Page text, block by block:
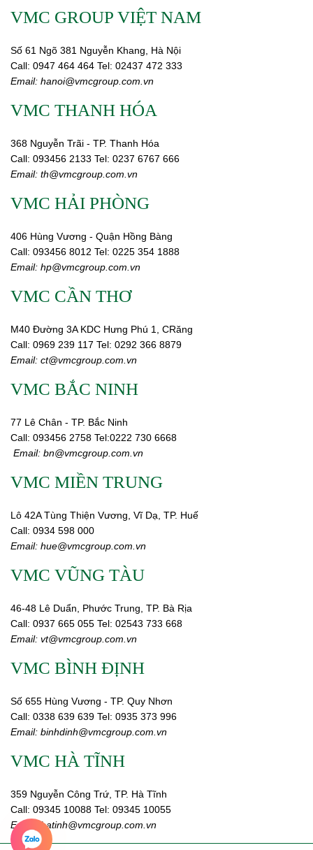
VMC GROUP VIỆT NAM
Số 61 Ngõ 381 Nguyễn Khang, Hà Nội
Call: 0947 464 464 Tel: 02437 472 333
Email: hanoi@vmcgroup.com.vn
VMC THANH HÓA
368 Nguyễn Trãi - TP. Thanh Hóa
Call: 093456 2133 Tel: 0237 6767 666
Email: th@vmcgroup.com.vn
VMC HẢI PHÒNG
406 Hùng Vương - Quận Hồng Bàng
Call: 093456 8012 Tel: 0225 354 1888
Email: hp@vmcgroup.com.vn
VMC CẦN THƠ
M40 Đường 3A KDC Hưng Phú 1, CRăng
Call: 0969 239 117 Tel: 0292 366 8879
Email: ct@vmcgroup.com.vn
VMC BẮC NINH
77 Lê Chân - TP. Bắc Ninh
Call: 093456 2758 Tel:0222 730 6668
Email: bn@vmcgroup.com.vn
VMC MIỀN TRUNG
Lô 42A Tùng Thiện Vương, Vĩ Dạ, TP. Huế
Call: 0934 598 000
Email: hue@vmcgroup.com.vn
VMC VŨNG TÀU
46-48 Lê Duẩn, Phước Trung, TP. Bà Rịa
Call: 0937 665 055 Tel: 02543 733 668
Email: vt@vmcgroup.com.vn
VMC BÌNH ĐỊNH
Số 655 Hùng Vương - TP. Quy Nhơn
Call: 0338 639 639 Tel: 0935 373 996
Email: binhdinh@vmcgroup.com.vn
VMC HÀ TĨNH
359 Nguyễn Công Trứ, TP. Hà Tĩnh
Call: 09345 10088 Tel: 09345 10055
Email: hatinh@vmcgroup.com.vn